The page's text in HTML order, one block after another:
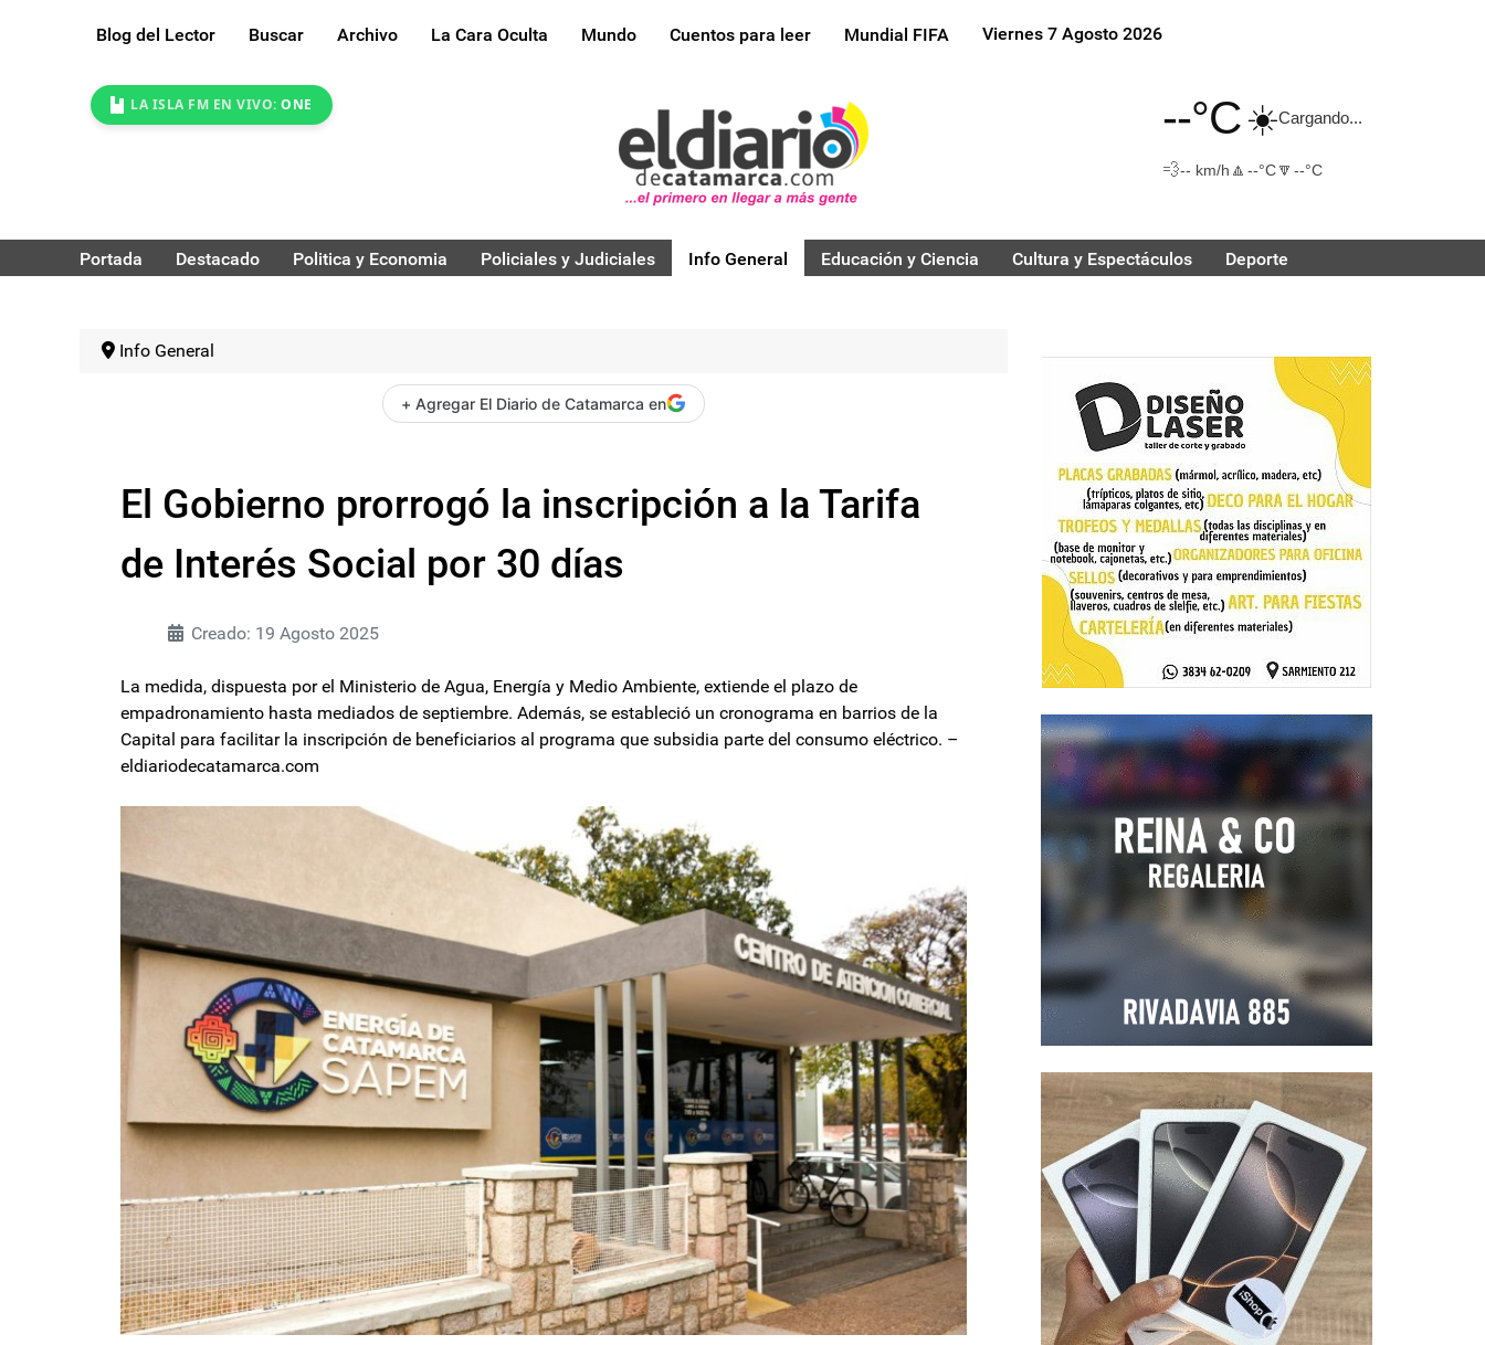
Blog del Lector Buscar Archivo La Cara Oculta Mundo Cuentos para leer Mundial FIFA Viernes 7 Agosto 2026
LA ISLA FM EN VIVO: ONE --°C☀️Cargando...
💨-- km/h 🔼 --°C🔽 --°C
Portada Destacado Politica y Economia Policiales y Judiciales Info General Educación y Ciencia Cultura y Espectáculos Deporte
Info General
+ Agregar El Diario de Catamarca en
El Gobierno prorrogó la inscripción a la Tarifa
de Interés Social por 30 días
Creado: 19 Agosto 2025
La medida, dispuesta por el Ministerio de Agua, Energía y Medio Ambiente, extiende el plazo de
empadronamiento hasta mediados de septiembre. Además, se estableció un cronograma en barrios de la
Capital para facilitar la inscripción de beneficiarios al programa que subsidia parte del consumo eléctrico. –
eldiariodecatamarca.com